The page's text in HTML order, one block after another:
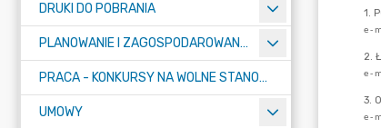
DRUKI DO POBRANIA
PLANOWANIE I ZAGOSPODAROWANIE PRZESTRZENNE
PRACA - KONKURSY NA WOLNE STANOWISKA
UMOWY